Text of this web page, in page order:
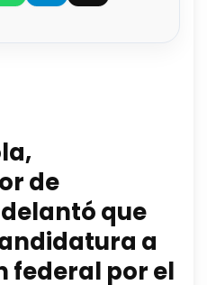
de
que
a
federal por el